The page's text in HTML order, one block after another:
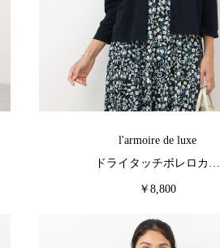
l'armoire de luxe
ドライタッチボレロカ…
￥8,800